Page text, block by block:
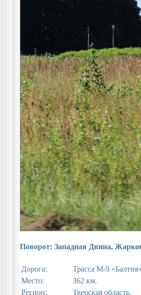
Поворот: Западная Двина,
Дорога:
Трасса М-9
Место:
362 км.
Регион:
Тверская область.